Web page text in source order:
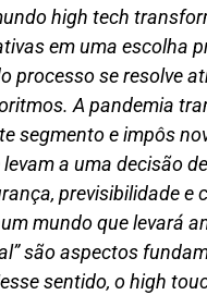
high tech
em uma escolha
processo se resolve
A pandemia
segmento e impôs
a uma decisão
previsibilidade e
mundo que levará
são aspectos
sentido, o high